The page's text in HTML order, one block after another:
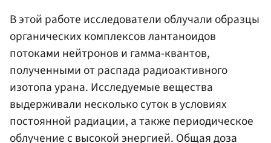
В этой работе исследователи облучали образцы
органических комплексов лантаноидов
потоками нейтронов и гамма-квантов,
полученными от распада радиоактивного
изотопа урана. Исследуемые вещества
выдерживали несколько суток в условиях
постоянной радиации, а также периодическое
облучение с высокой энергией. Общая доза